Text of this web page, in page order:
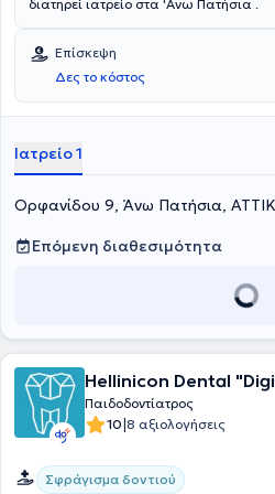
διατηρεί ιατρείο στα 'Ανω Πατήσια .
Επίσκεψη
Δες το κόστος
Ιατρείο 1
Ορφανίδου 9, Άνω Πατήσια,
Επόμενη διαθεσιμότητα
Hellinicon Dental
Παιδοδοντίατρος
10|8 αξιολογήσεις
Σφράγισμα δοντιού